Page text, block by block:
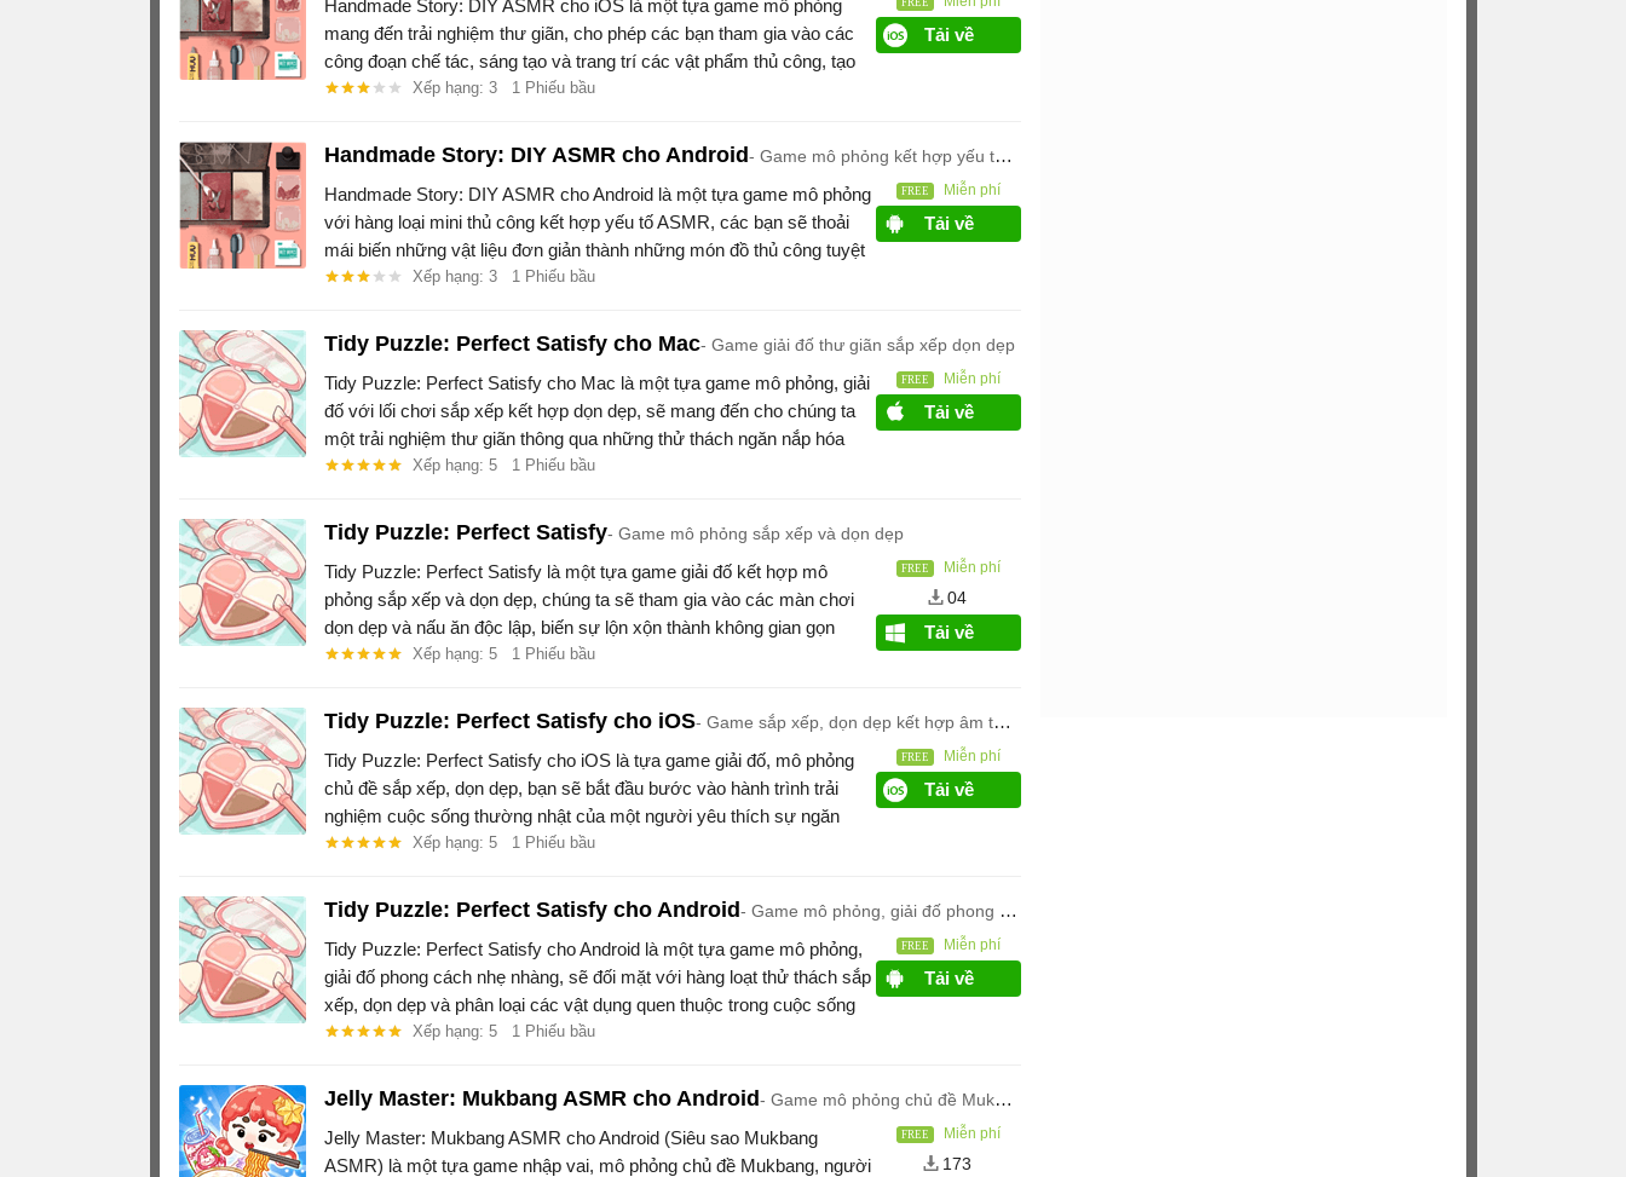
Handmade Story: DIY ASMR cho iOS là một tựa game mô phỏng
mang đến trải nghiệm thư giãn, cho phép các bạn tham gia vào các
công đoạn chế tác, sáng tạo và trang trí các vật phẩm thủ công, tạo
nên những khoảnh khắc thư thái và thỏa mãn.
Xếp hạng: 3 1 Phiếu bầu
Tải về
Handmade Story: DIY ASMR cho Android Game mô phỏng kết hợp yếu tố ASMR
Handmade Story: DIY ASMR cho Android là một tựa game mô phỏng
với hàng loại mini thủ công kết hợp yếu tố ASMR, các bạn sẽ thoải
mái biến những vật liệu đơn giản thành những món đồ thủ công tuyệt
đẹp, từ việc sắp xếp và trang trí đến các dự án DIY chi tiết.
Xếp hạng: 3 1 Phiếu bầu
Miễn phí
Tải về
Tidy Puzzle: Perfect Satisfy cho Mac Game giải đố thư giãn sắp xếp dọn dẹp
Tidy Puzzle: Perfect Satisfy cho Mac là một tựa game mô phỏng, giải
đố với lối chơi sắp xếp kết hợp dọn dẹp, sẽ mang đến cho chúng ta
một trải nghiệm thư giãn thông qua những thử thách ngăn nắp hóa
không gian và phân loại đồ vật.
Xếp hạng: 5 1 Phiếu bầu
Miễn phí
Tải về
Tidy Puzzle: Perfect Satisfy Game mô phỏng sắp xếp và dọn dẹp
Tidy Puzzle: Perfect Satisfy là một tựa game giải đố kết hợp mô
phỏng sắp xếp và dọn dẹp, chúng ta sẽ tham gia vào các màn chơi
dọn dẹp và nấu ăn độc lập, biến sự lộn xộn thành không gian gọn
gàng hoàn hảo theo tốc độ của riêng mình.
Xếp hạng: 5 1 Phiếu bầu
Miễn phí
04
Tải về
Tidy Puzzle: Perfect Satisfy cho iOS Game sắp xếp, dọn dẹp kết hợp âm thanh ASMR
Tidy Puzzle: Perfect Satisfy cho iOS là tựa game giải đố, mô phỏng
chủ đề sắp xếp, dọn dẹp, bạn sẽ bắt đầu bước vào hành trình trải
nghiệm cuộc sống thường nhật của một người yêu thích sự ngăn
nắp.
Xếp hạng: 5 1 Phiếu bầu
Miễn phí
Tải về
Tidy Puzzle: Perfect Satisfy cho Android Game mô phỏng, giải đố phong cách nhẹ nhàng
Tidy Puzzle: Perfect Satisfy cho Android là một tựa game mô phỏng,
giải đố phong cách nhẹ nhàng, sẽ đối mặt với hàng loạt thử thách sắp
xếp, dọn dẹp và phân loại các vật dụng quen thuộc trong cuộc sống
hàng ngày.
Xếp hạng: 5 1 Phiếu bầu
Miễn phí
Tải về
Jelly Master: Mukbang ASMR cho Android Game mô phỏng chủ đề Mukbang
Jelly Master: Mukbang ASMR cho Android (Siêu sao Mukbang
ASMR) là một tựa game nhập vai, mô phỏng chủ đề Mukbang, người
Miễn phí
173